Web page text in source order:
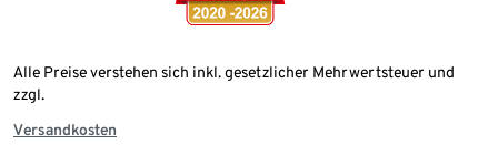
Alle Preise verstehen sich inkl. gesetzlicher Mehrwertsteuer und
zzgl.
Versandkosten